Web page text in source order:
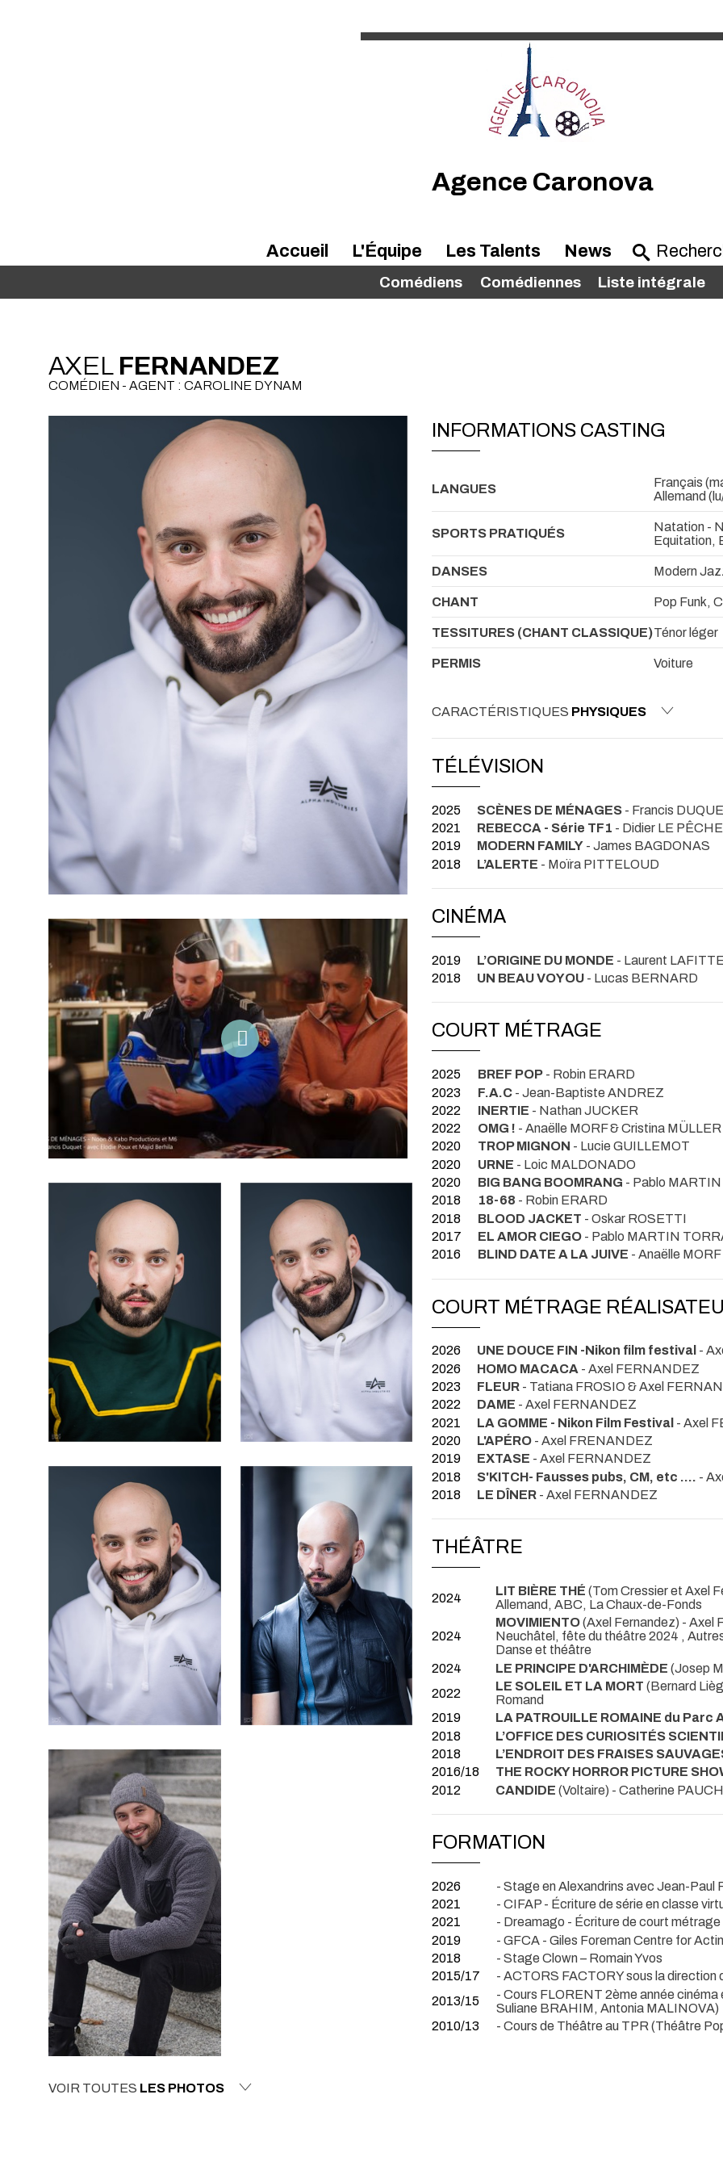
Agence Caronova
Accueil L'Équipe Les Talents
Comédiens Comédiennes Liste intégrale
News
AXEL FERNANDEZ
COMÉDIEN - AGENT : CAROLINE DYNAM
VOIR TOUTES LES PHOTOS
INFORMATIONS CASTING
LANGUES
Français
Allemand
SPORTS PRATIQUÉS
Natation -
Equitation,
DANSES Modern
CHANT Pop Funk,
TESSITURES (CHANT CLASSIQUE)Ténor léger
PERMIS Voiture
CARACTÉRISTIQUES PHYSIQUES
TÉLÉVISION
2025 SCÈNES DE MÉNAGES - Francis
2021
REBECCA - Série TF1 - Didier LE
2019
MODERN FAMILY - James BAGDONAS
2018
L’ALERTE - Moïra PITTELOUD
CINÉMA
2019 L’ORIGINE DU MONDE - Laurent LAFITTE
2018
UN BEAU VOYOU - Lucas BERNARD
COURT MÉTRAGE
2025 BREF POP - Robin ERARD
2023
F.A.C - Jean-Baptiste ANDREZ
2022
INERTIE - Nathan JUCKER
2022
OMG ! - Anaëlle MORF & Cristina MÜLLER
2020
TROP MIGNON - Lucie GUILLEMOT
2020
URNE - Loic MALDONADO
2020
BIG BANG BOOMRANG - Pablo
2018
18-68 - Robin ERARD
2018
BLOOD JACKET - Oskar ROSETTI
2017
EL AMOR CIEGO - Pablo MARTIN
2016
BLIND DATE A LA JUIVE - Anaëlle MORF
COURT MÉTRAGE
2026 UNE DOUCE FIN -Nikon film festival -
2026
HOMO MACACA - Axel FERNANDEZ
2023
FLEUR - Tatiana FROSIO & Axel
2022
DAME - Axel FERNANDEZ
2021
LA GOMME - Nikon Film Festival - Axel
2020
L'APÉRO - Axel FRENANDEZ
2019
EXTASE - Axel FERNANDEZ
2018
S'KITCH- Fausses pubs, CM, etc .... -
2018
LE DÎNER - Axel FERNANDEZ
THÉÂTRE
2024 LIT BIÈRE THÉ (Tom Cressier et Axel
Allemand, ABC, La Chaux-de-Fonds
2024
MOVIMIENTO(Axel Fernandez) - Axel
Neuchâtel, fête du théâtre 2024 ,
Danse et théâtre
2024
LE PRINCIPE D'ARCHIMÈDE (Josep
2022
LE SOLEIL ET LA MORT (Bernard
Romand
2019
LA PATROUILLE ROMAINE du Parc
2018
L’OFFICE DES CURIOSITÉS
2018
L’ENDROIT DES FRAISES
2016/18
THE ROCKY HORROR PICTURE
2012
CANDIDE (Voltaire) - Catherine
FORMATION
2026
- Stage en Alexandrins avec Jean-Paul
2021
- CIFAP - Écriture de série en classe
2021
- Dreamago - Écriture de court
2019
- GFCA - Giles Foreman Centre for
2018
- Stage Clown – Romain Yvos
2015/17
- ACTORS FACTORY sous la
2013/15
- Cours FLORENT 2ème année
Suliane BRAHIM, Antonia MALINOVA)
2010/13
- Cours de Théâtre au TPR (Théâtre